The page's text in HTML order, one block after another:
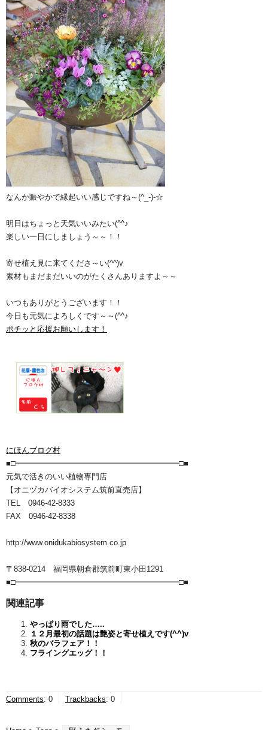
なんか賑やかで縁起いい感じですね～(^_-)-☆
明日はちょっと天気いいみたい(^^♪
楽しい一日にしましょう～～！！
寄せ植え見に来てくださ～い(^^)v
素材もまだまだいいのがたくさんありますよ～～
いつもありがとうございます！！
今日も元気によろしくです～～(^^♪
ポチッと応援お願いします！
にほんブログ村
■□━━━━━━━━━━━━━━━━━━━━━□■
元気で活きのいい植物専門店
【オニヅカバイオシステム筑前直売店】
TEL 0946-42-8333
FAX 0946-42-8338
http://www.onidukabiosystem.co.jp
〒838-0214 福岡県朝倉郡筑前町東小田1291
■□━━━━━━━━━━━━━━━━━━━━━□■
関連記事
やっぱり雨でした…..
１２月最初の話題は艶姿と寄せ植えです(^^)v
秋のバラフェア！！
フライングエッグ！！
Comments: 0 Trackbacks: 0